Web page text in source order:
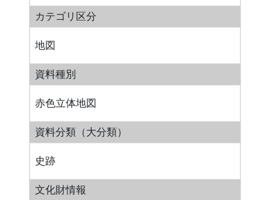
カテゴリ区分
地図
資料種別
赤色立体地図
資料分類（大分類）
史跡
文化財情報